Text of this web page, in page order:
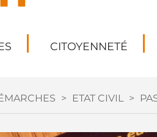
CITOYENNETÉ
> ETAT CIVIL >